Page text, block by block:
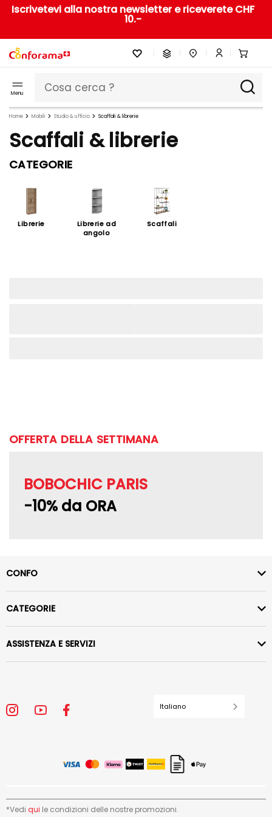
Iscrivetevi alla nostra newsletter e riceverete CHF
10.-
Menu
Home Mobili Studio & ufficio Scaffali & librerie
Scaffali & librerie
CATEGORIE
Librerie
Librerie ad
angolo
Scaffali
OFFERTA DELLA SETTIMANA
BOBOCHIC PARIS
-10% da ORA
CONFO
CATEGORIE
ASSISTENZA E SERVIZI
Italiano
*Vedi qui le condizioni delle nostre promozioni.